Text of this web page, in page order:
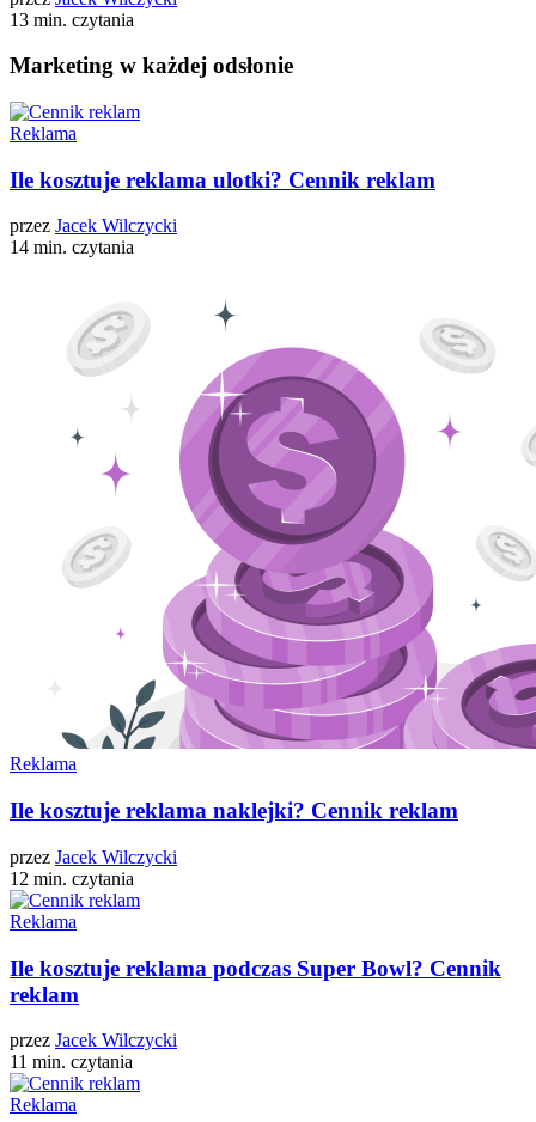
13 min. czytania
Marketing w każdej odsłonie
Reklama
Ile kosztuje reklama ulotki? Cennik reklam
przez Jacek Wilczycki
14 min. czytania
Reklama
Ile kosztuje reklama naklejki? Cennik reklam
przez Jacek Wilczycki
12 min. czytania
Reklama
Ile kosztuje reklama podczas Super Bowl? Cennik
reklam
przez Jacek Wilczycki
11 min. czytania
Reklama